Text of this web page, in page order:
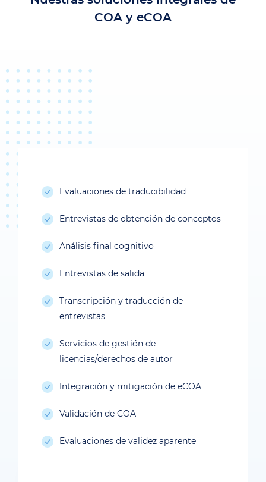
COA y eCOA
Evaluaciones de traducibilidad
Entrevistas de obtención de conceptos
Análisis final cognitivo
Entrevistas de salida
Transcripción y traducción de
entrevistas
Servicios de gestión de
licencias/derechos de autor
Integración y mitigación de eCOA
Validación de COA
Evaluaciones de validez aparente